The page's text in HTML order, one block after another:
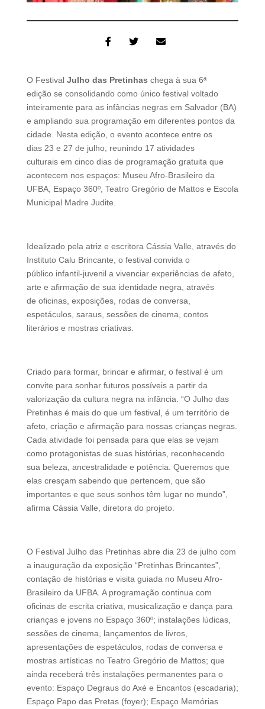
O Festival Julho das Pretinhas chega à sua 6ª
edição se consolidando como único festival voltado
inteiramente para as infâncias negras em Salvador (BA)
e ampliando sua programação em diferentes pontos da
cidade. Nesta edição, o evento acontece entre os
dias 23 e 27 de julho, reunindo 17 atividades
culturais em cinco dias de programação gratuita que
acontecem nos espaços: Museu Afro-Brasileiro da
UFBA, Espaço 360º, Teatro Gregório de Mattos e Escola
Municipal Madre Judite.
Idealizado pela atriz e escritora Cássia Valle, através do
Instituto Calu Brincante, o festival convida o
público infantil-juvenil a vivenciar experiências de afeto,
arte e afirmação de sua identidade negra, através
de oficinas, exposições, rodas de conversa,
espetáculos, saraus, sessões de cinema, contos
literários e mostras criativas.
Criado para formar, brincar e afirmar, o festival é um
convite para sonhar futuros possíveis a partir da
valorização da cultura negra na infância. “O Julho das
Pretinhas é mais do que um festival, é um território de
afeto, criação e afirmação para nossas crianças negras.
Cada atividade foi pensada para que elas se vejam
como protagonistas de suas histórias, reconhecendo
sua beleza, ancestralidade e potência. Queremos que
elas cresçam sabendo que pertencem, que são
importantes e que seus sonhos têm lugar no mundo”,
afirma Cássia Valle, diretora do projeto.
O Festival Julho das Pretinhas abre dia 23 de julho com
a inauguração da exposição “Pretinhas Brincantes”,
contação de histórias e visita guiada no Museu Afro-
Brasileiro da UFBA. A programação continua com
oficinas de escrita criativa, musicalização e dança para
crianças e jovens no Espaço 360º; instalações lúdicas,
sessões de cinema, lançamentos de livros,
apresentações de espetáculos, rodas de conversa e
mostras artísticas no Teatro Gregório de Mattos; que
ainda receberá três instalações permanentes para o
evento: Espaço Degraus do Axé e Encantos (escadaria);
Espaço Papo das Pretas (foyer); Espaço Memórias